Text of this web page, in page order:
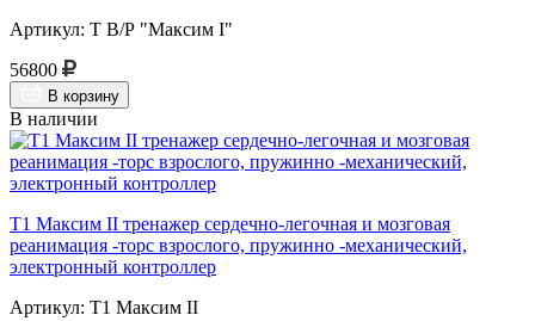
Артикул: Т В/Р "Максим I"
56800
В корзину
В наличии
Т1 Максим II тренажер сердечно-легочная и мозговая
реанимация -торс взрослого, пружинно -механический,
электронный контроллер
Артикул: Т1 Максим II